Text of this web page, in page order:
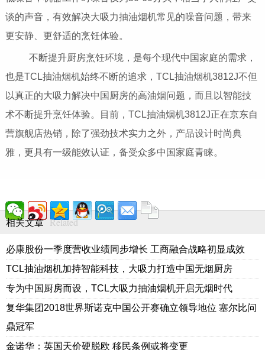
谈的声音，有效解决大吸力抽油烟机常见的噪音问题，带来
更安静、更舒适的烹饪体验。
不断提升厨房烹饪环境，是每个现代中国家庭的需求，
也是TCL抽油烟机始终不断的追求，TCL抽油烟机3812J不但
以真正的大吸力解决中国厨房的高油烟问题，而且以智能技
术不断提升烹饪体验。目前，TCL抽油烟机3812J正在京东自
营旗舰店热销，除了强劲技术实力之外，产品设计时尚典
雅，更具有一级能效认证，备受众多中国家庭青睐。
相关文章 Related
必康股份一季度营收业绩同步增长 工商融合战略初显成效
TCL抽油烟机加持智能科技，大吸力打造中国无烟厨房
专为中国厨房而设，TCL大吸力抽油烟机开启无烟时代
复华集团2018世界斯诺克中国公开赛确立领导地位 塞尔比问
鼎冠军
金诺华：英国天价硬脱欧 移民条例或将变更